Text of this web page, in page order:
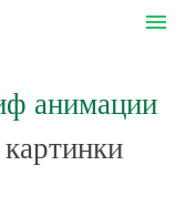
menu
анимации